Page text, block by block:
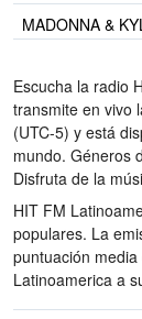
MADONNA &
Escucha la radio
transmite en vivo
(UTC-5) y está
mundo. Géneros
Disfruta de la
HIT FM
populares. La
puntuación
Latinoamerica a